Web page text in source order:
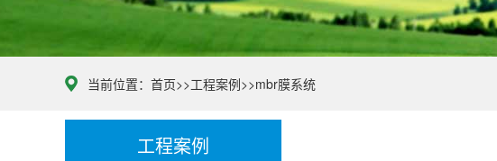
当前位置： 首页>>工程案例>>mbr膜系统
工程案例